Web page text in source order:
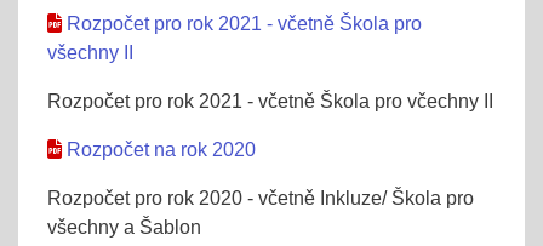
Rozpočet pro rok 2021 - včetně Škola pro
všechny II
Rozpočet pro rok 2021 - včetně Škola pro včechny II
Rozpočet na rok 2020
Rozpočet pro rok 2020 - včetně Inkluze/ Škola pro
všechny a Šablon